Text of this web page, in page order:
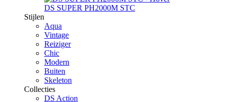
DS SUPER PH2000M STC
Stijlen
Aqua
Vintage
Reiziger
Chic
Modern
Buiten
Skeleton
Collecties
DS Action